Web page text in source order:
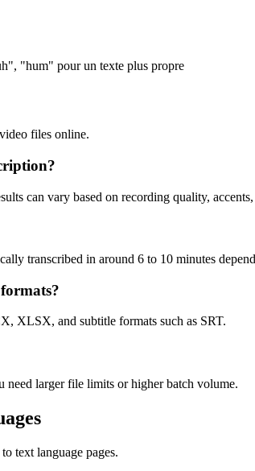
"hum" pour un texte plus propre
files online.
can vary based on recording quality,
transcribed in around 6 to 10 minutes
XLSX, and subtitle formats such as SRT.
need larger file limits or higher batch volume.
text language pages.